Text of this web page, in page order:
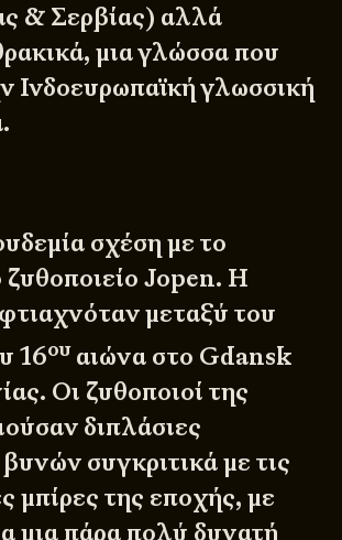
& Σερβίας) αλλά
μια γλώσσα που
Ινδοευρωπαϊκή γλωσσική
σχέση με το
Jopen. Η
μεταξύ του
16ουαιώνα στο Gdansk
Οι ζυθοποιοί της
διπλάσιες
συγκριτικά με τις
μπίρες της εποχής, με
μια πάρα πολύ δυνατή